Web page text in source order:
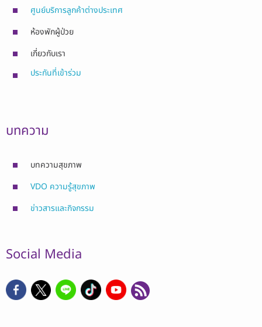
ศูนย์บริการลูกค้าต่างประเทศ
ห้องพักผู้ป่วย
เกี่ยวกับเรา
ประกันที่เข้าร่วม
บทความ
บทความสุขภาพ
VDO ความรู้สุขภาพ
ข่าวสารและกิจกรรม
Social Media